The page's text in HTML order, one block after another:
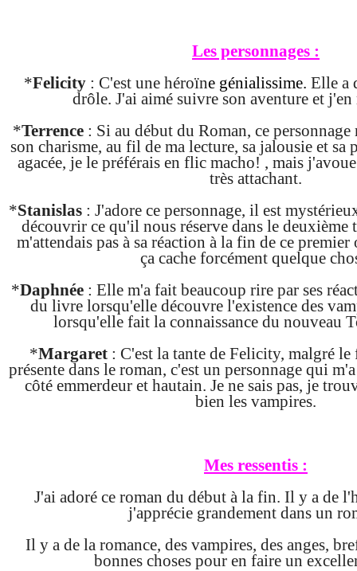
Les personnages :
*Felicity : C'est une héroïne génialissime. Elle a
drôle. J'ai aimé suivre son aventure et j'en
*Terrence : Si au début du Roman, ce
son charisme, au fil de ma lecture, sa jalousie et sa
agacée, je le préférais en flic macho! , mais
très attachant.
*Stanislas: J'adore ce personnage, il est
découvrir ce qu'il nous réserve dans le deuxième
m'attendais pas à sa réaction à la fin de ce
ça cache forcément quelque
*Daphnée: Elle m'a fait beaucoup rire par ses
du livre lorsqu'elle découvre l'existence des
lorsqu'elle fait la connaissance du nouveau
*Margaret: C'est la tante de Felicity, malgré
présente dans le roman, c'est un personnage qui
côté emmerdeur et hautain. Je ne sais pas, je
bien les vampires.
Mes ressentis :
J'ai adoré ce roman du début à la fin. Il y a de
j'apprécie grandement dans un
Il y a de la romance, des vampires, des anges,
bonnes choses pour en faire un